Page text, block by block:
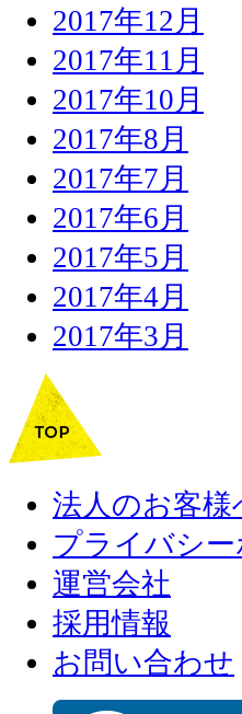
2017年12月
2017年11月
2017年10月
2017年8月
2017年7月
2017年6月
2017年5月
2017年4月
2017年3月
法人のお客様
プライバシ
運営会社
採用情報
お問い合わせ